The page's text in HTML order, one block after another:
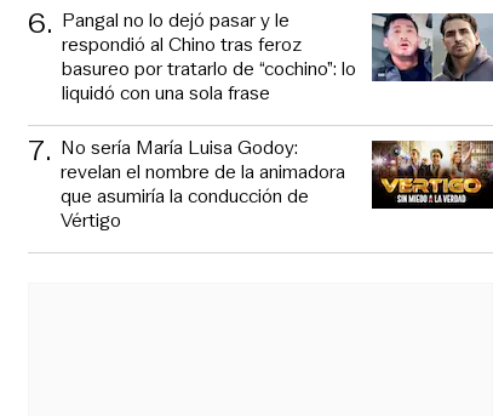
6. Pangal no lo dejó pasar y le
respondió al Chino tras feroz
basureo por tratarlo de “cochino”: lo
liquidó con una sola frase
7. No sería María Luisa Godoy:
revelan el nombre de la animadora
que asumiría la conducción de
Vértigo